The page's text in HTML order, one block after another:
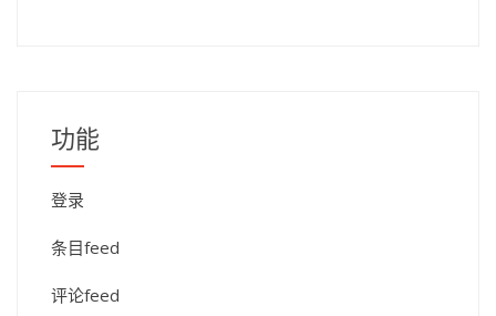
功能
登录
条目feed
评论feed